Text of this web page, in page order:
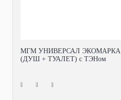
МГМ УНИВЕРСАЛ ЭКОМАРКА
(ДУШ + ТУАЛЕТ) с ТЭНом